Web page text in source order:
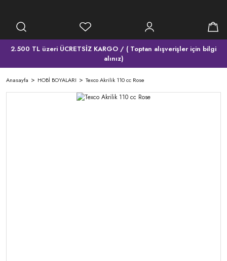
2.500 TL üzeri ÜCRETSİZ KARGO / ( Toptan alışverişler için bilgi
alınız)
Anasayfa HOBİ BOYALARI Texco Akrilik 110 cc Rose